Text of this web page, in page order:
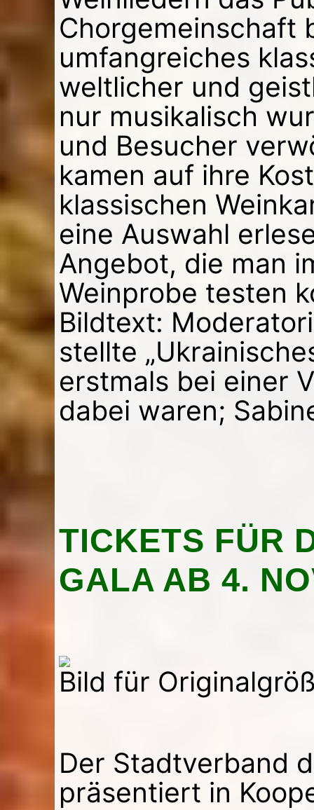
Chorgemeinschaft
umfangreiches
weltlicher und
nur musikalisch
und Besucher
kamen auf ihre
klassischen
eine Auswahl
Angebot, die man
Weinprobe testen
Bildtext:
stellte
erstmals bei einer
dabei waren;
TICKETS FÜR
GALA AB 4.
Bild für
Der Stadtverband
präsentiert in